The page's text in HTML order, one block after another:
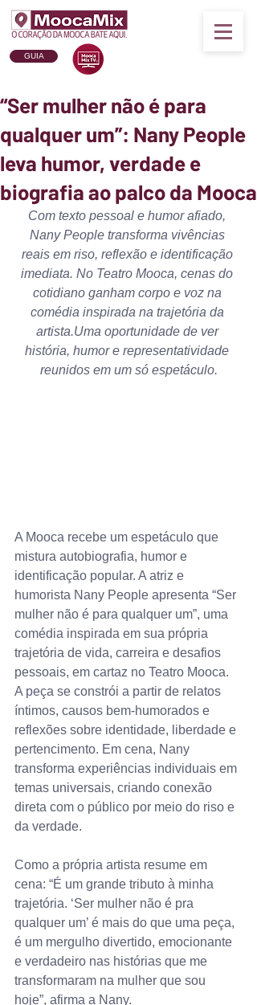
GUIA
“Ser mulher não é para
qualquer um”: Nany People
leva humor, verdade e
biografia ao palco da Mooca
Com texto pessoal e humor afiado,
Nany People transforma vivências
reais em riso, reflexão e identificação
imediata. No Teatro Mooca, cenas do
cotidiano ganham corpo e voz na
comédia inspirada na trajetória da
artista.Uma oportunidade de ver
história, humor e representatividade
reunidos em um só espetáculo.
A Mooca recebe um espetáculo que
mistura autobiografia, humor e
identificação popular. A atriz e
humorista Nany People apresenta “Ser
mulher não é para qualquer um”, uma
comédia inspirada em sua própria
trajetória de vida, carreira e desafios
pessoais, em cartaz no Teatro Mooca.
A peça se constrói a partir de relatos
íntimos, causos bem‑humorados e
reflexões sobre identidade, liberdade e
pertencimento. Em cena, Nany
transforma experiências individuais em
temas universais, criando conexão
direta com o público por meio do riso e
da verdade.
Como a própria artista resume em
cena: “É um grande tributo à minha
trajetória. ‘Ser mulher não é pra
qualquer um’ é mais do que uma peça,
é um mergulho divertido, emocionante
e verdadeiro nas histórias que me
transformaram na mulher que sou
hoje”, afirma a Nany.